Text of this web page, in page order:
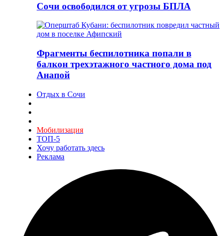
Сочи освободился от угрозы БПЛА
Фрагменты беспилотника попали в
балкон трехэтажного частного дома под
Анапой
Отдых в Сочи
Мобилизация
ТОП-5
Хочу работать здесь
Реклама